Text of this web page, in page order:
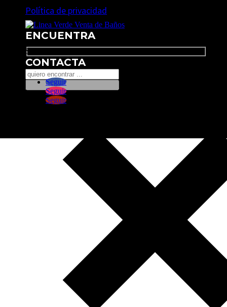
Política de privacidad
ENCUENTRA
Search
CONTACTA
Seguir
Seguir
Seguir